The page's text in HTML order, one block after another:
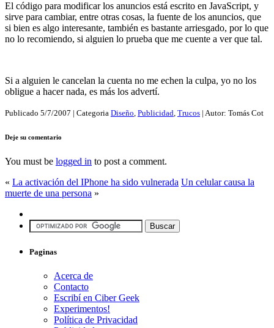
El código para modificar los anuncios está escrito en JavaScript, y
sirve para cambiar, entre otras cosas, la fuente de los anuncios, que
si bien es algo interesante, también es bastante arriesgado, por lo que
no lo recomiendo, si alguien lo prueba que me cuente a ver que tal.
Si a alguien le cancelan la cuenta no me echen la culpa, yo no los
obligue a hacer nada, es más los advertí.
Publicado 5/7/2007 | Categoria Diseño, Publicidad, Trucos | Autor: Tomás Cot
Deje su comentario
You must be logged in to post a comment.
« La activación del IPhone ha sido vulnerada Un celular causa la
muerte de una persona »
Paginas
Acerca de
Contacto
Escribí en Ciber Geek
Experimentos!
Política de Privacidad